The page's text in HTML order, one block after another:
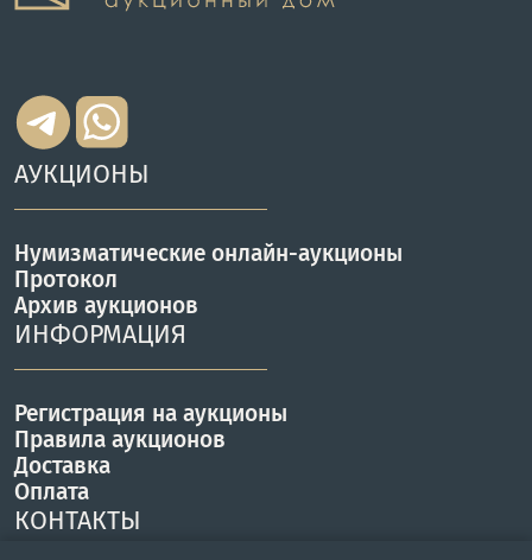
АУКЦИОНЫ
Нумизматические онлайн-аукционы
Протокол
Архив аукционов
ИНФОРМАЦИЯ
Регистрация на аукционы
Правила аукционов
Доставка
Оплата
КОНТАКТЫ